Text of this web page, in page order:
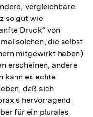
vergleichbare
so gut wie
Druck“ von
solchen, die selbst
mitgewirkt haben)
erscheinen, andere
kann es echte
daß sich
hervorragend
für ein plurales